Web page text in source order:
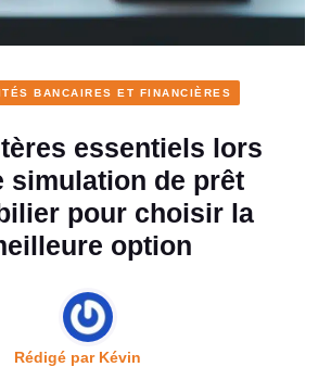
BANCAIRES ET FINANCIÈRES
essentiels lors
simulation de prêt
pour choisir la
option
Rédigé par Kévin